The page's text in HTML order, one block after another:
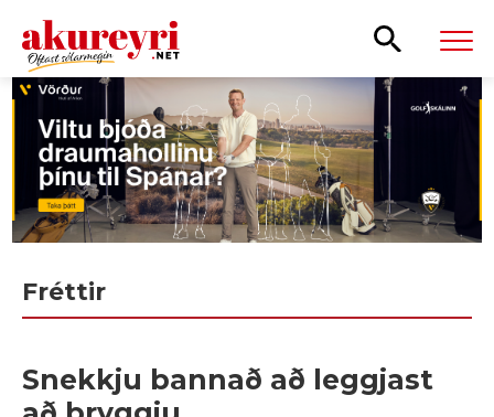
Leita
Fréttir
Snekkju bannað að leggjast